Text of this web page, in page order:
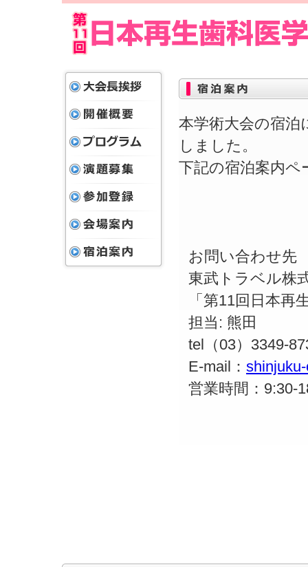
本学術大会の宿
しました。
下記の宿泊案内
お問い合わせ先
東武トラベル株
「第11回日本再
担当: 熊田
tel（03）3349-
E-mail：
営業時間：9:30-